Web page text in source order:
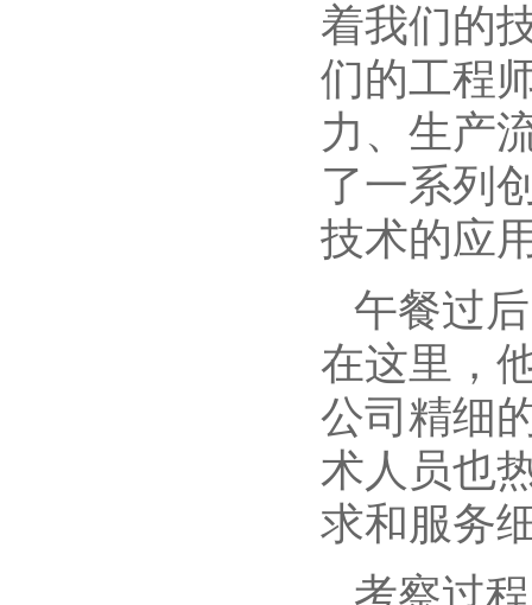
着我们的
们的工程
力、生产
了一系列
技术的应
午餐过
在这里，
公司精细
术人员也
求和服务
考察过